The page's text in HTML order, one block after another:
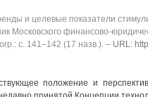
и целевые показатели
Московского финансово-
с. 141‒142 (17 назв.). ‒ URL:
положение и